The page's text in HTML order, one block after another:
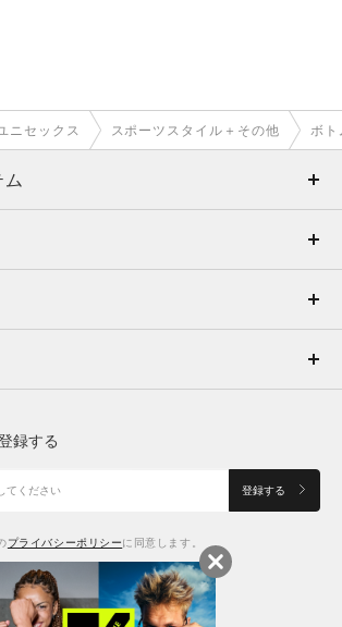
ニセックス スポーツスタイル＋その他 ボト
録する
登録する
プライバシーポリシーに同意します。